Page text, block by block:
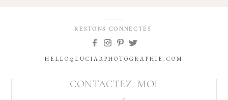
RESTONS CONNECTÉS
HELLO@LUCIARPHOTOGRAPHIE.COM
CONTACTEZ MOI